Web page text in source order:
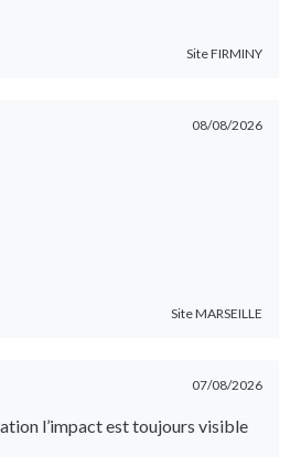
SiteFIRMINY
08/08/2026
SiteMARSEILLE
07/08/2026
l’impact est toujours visible